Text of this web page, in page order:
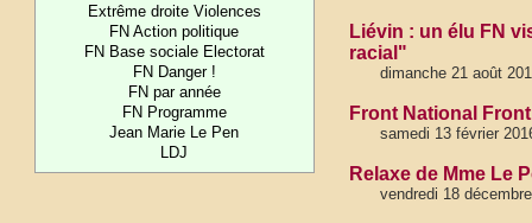
Extrême droite Violences
FN Action politique
FN Base sociale Electorat
FN Danger !
FN par année
FN Programme
Jean Marie Le Pen
LDJ
Liévin : un élu FN
racial"
dimanche 21 août
Front National
samedi 13 février
Relaxe de Mme Le
vendredi 18